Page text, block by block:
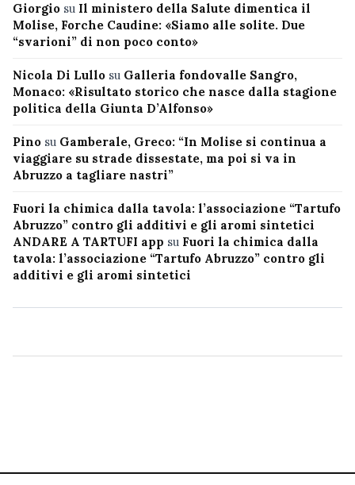
Giorgio su Il ministero della Salute dimentica il
Molise, Forche Caudine: «Siamo alle solite. Due
“svarioni” di non poco conto»
Nicola Di Lullo su Galleria fondovalle Sangro,
Monaco: «Risultato storico che nasce dalla stagione
politica della Giunta D’Alfonso»
Pino su Gamberale, Greco: “In Molise si continua a
viaggiare su strade dissestate, ma poi si va in
Abruzzo a tagliare nastri”
Fuori la chimica dalla tavola: l’associazione “Tartufo
Abruzzo” contro gli additivi e gli aromi sintetici
ANDARE A TARTUFI app su Fuori la chimica dalla
tavola: l’associazione “Tartufo Abruzzo” contro gli
additivi e gli aromi sintetici